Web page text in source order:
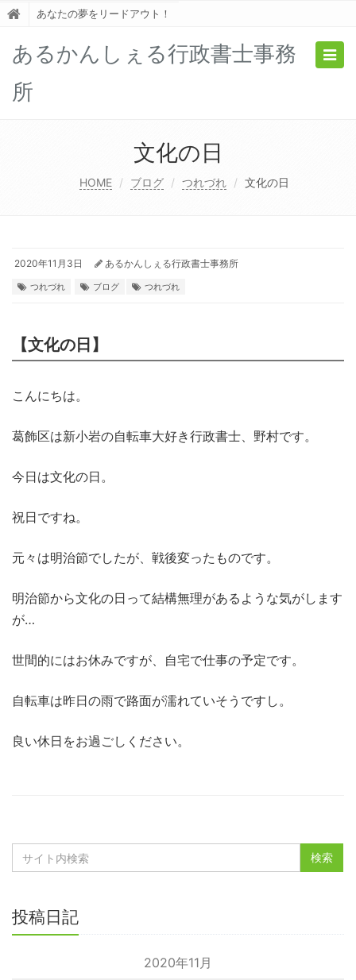
あなたの夢をリードアウト！
あるかんしぇる行政書士事務
所
文化の日
HOME ブログ つれづれ 文化の日
2020年11月3日 あるかんしぇる行政書士事務所
つれづれ ブログ つれづれ
【文化の日】
こんにちは。
葛飾区は新小岩の自転車大好き行政書士、野村です。
今日は文化の日。
祝日ですね。
元々は明治節でしたが、戦後変ったものです。
明治節から文化の日って結構無理があるような気がします
が…
世間的にはお休みですが、自宅で仕事の予定です。
自転車は昨日の雨で路面が濡れていそうですし。
良い休日をお過ごしください。
投稿日記
2020年11月